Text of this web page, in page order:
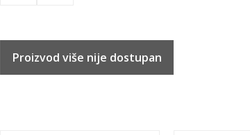
Proizvod više nije dostupan